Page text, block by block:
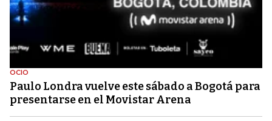
OCIO
Paulo Londra vuelve este sábado a Bogotá para
presentarse en el Movistar Arena